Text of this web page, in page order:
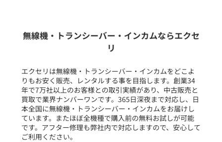
フリーワード入力(製品名等)
選択条件をリセット
無線機・トランシーバー・インカムならエクセ
リ
エクセリは無線機・トランシーバー・インカムをどこよ
りもお安く販売、レンタルする事を目指します。創業34
年で7万社以上のお客様との取引実績があり、中古販売と
買取で業界ナンバーワンです。365日深夜まで対応し、日
本全国に無線機・トランシーバー・インカムをお届けし
ています。またほぼ全機種で購入前の無料お試しが可能
です。アフター修理も弊社内で対応しますので、安心して
ご利用ください。